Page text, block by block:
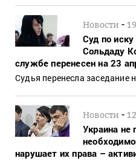
Новости -
Суд по
Сольдаду
службе перенесен на 23
Судья перенесла заседание
Новости -
Украина не
нарушает их права –